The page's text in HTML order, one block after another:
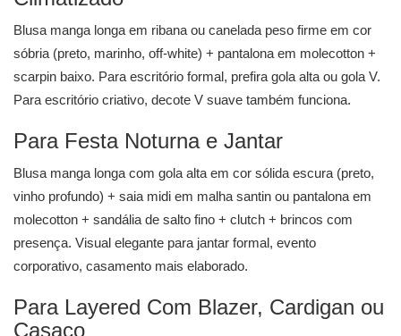
Blusa manga longa em ribana ou canelada peso firme em cor
sóbria (preto, marinho, off-white) + pantalona em molecotton +
scarpin baixo. Para escritório formal, prefira gola alta ou gola V.
Para escritório criativo, decote V suave também funciona.
Para Festa Noturna e Jantar
Blusa manga longa com gola alta em cor sólida escura (preto,
vinho profundo) + saia midi em malha santin ou pantalona em
molecotton + sandália de salto fino + clutch + brincos com
presença. Visual elegante para jantar formal, evento
corporativo, casamento mais elaborado.
Para Layered Com Blazer, Cardigan ou
Casaco